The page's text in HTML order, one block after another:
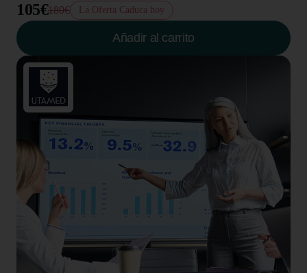
105€180€ La Oferta Caduca hoy
Añadir al carrito